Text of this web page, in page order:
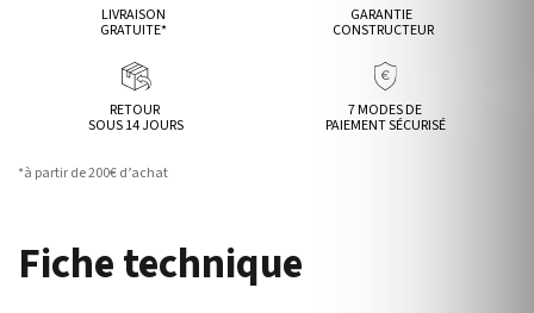
LIVRAISON
GRATUITE*
GARANTIE
CONSTRUCTEUR
RETOUR
SOUS 14 JOURS
7 MODES DE
PAIEMENT SÉCURISÉ
*à partir de 200€ d’achat
Fiche technique